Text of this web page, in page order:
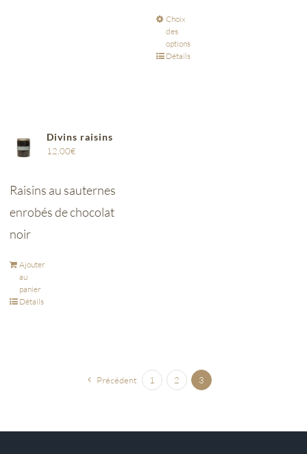
Choix
des
options
Détails
Divins raisins
12,00€
Raisins au sauternes
enrobés de chocolat
noir
Ajouter
au
panier
Détails
Précédent 1 2 3